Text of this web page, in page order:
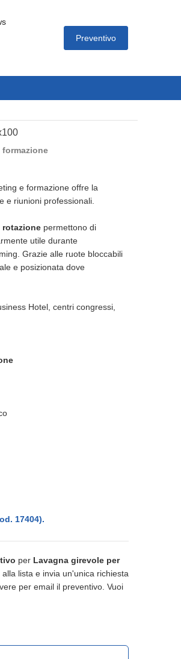
Preventivo
formazione
e formazione offre la
e riunioni professionali.
rotazione permettono di
utile durante
Grazie alle ruote bloccabili
e posizionata dove
Hotel, centri congressi,
17404).
per Lavagna girevole per
alla lista e invia un'unica richiesta
per email il preventivo. Vuoi